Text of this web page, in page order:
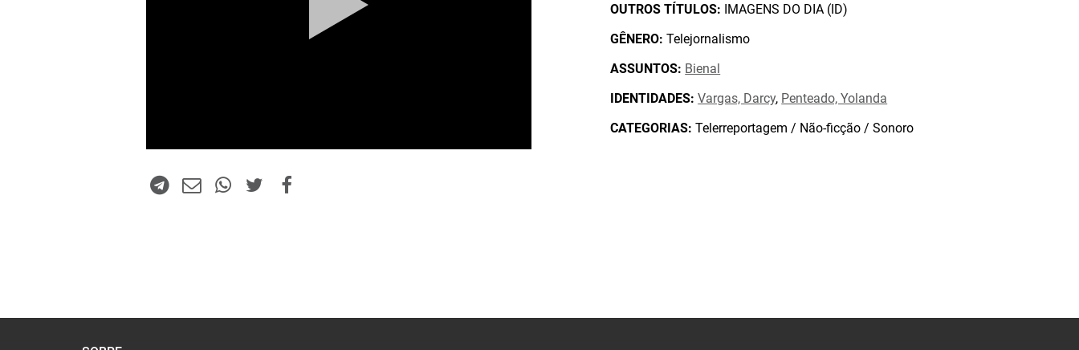
OUTROS TÍTULOS: IMAGENS DO DIA (ID)
GÊNERO: Telejornalismo
ASSUNTOS: Bienal
IDENTIDADES: Vargas, Darcy, Penteado, Yolanda
CATEGORIAS: Telerreportagem / Não-ficção / Sonoro